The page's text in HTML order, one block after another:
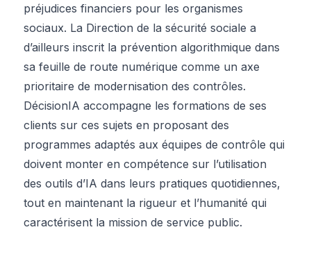
préjudices financiers pour les organismes
sociaux. La Direction de la sécurité sociale a
d’ailleurs inscrit la prévention algorithmique dans
sa feuille de route numérique comme un axe
prioritaire de modernisation des contrôles.
DécisionIA accompagne les formations de ses
clients sur ces sujets en proposant des
programmes adaptés aux équipes de contrôle qui
doivent monter en compétence sur l’utilisation
des outils d’IA dans leurs pratiques quotidiennes,
tout en maintenant la rigueur et l’humanité qui
caractérisent la mission de service public.